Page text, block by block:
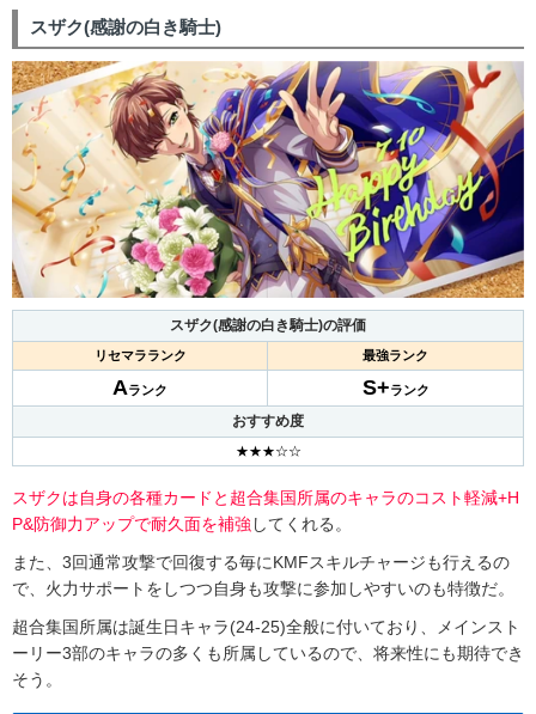
スザク(感謝の白き騎士)
スザク(感謝の白き騎士)の評価
リセマラランク 最強ランク
Aランク S+ランク
おすすめ度
★★★☆☆
スザクは自身の各種カードと超合集国所属のキャラのコスト軽減+H
P&防御力アップで耐久面を補強 してくれる。
また、3回通常攻撃で回復する毎にKMFスキルチャージも行えるの
で、火力サポートをしつつ自身も攻撃に参加しやすいのも特徴だ。
超合集国所属は誕生日キャラ(24-25)全般に付いており、メインスト
ーリー3部のキャラの多くも所属しているので、将来性にも期待でき
そう。